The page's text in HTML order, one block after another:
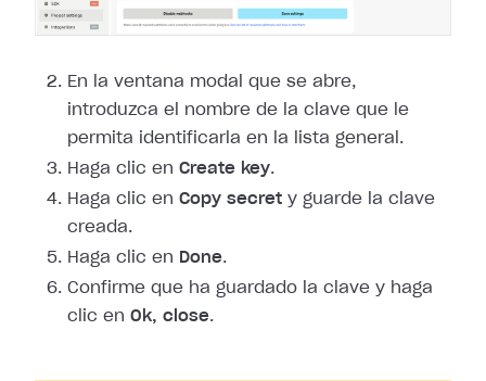
En la ventana modal que se abre,
introduzca el nombre de la clave que le
permita identificarla en la lista general.
Haga clic en Create key.
Haga clic en Copy secret y guarde la clave
creada.
Haga clic en Done.
Confirme que ha guardado la clave y haga
clic en Ok, close.